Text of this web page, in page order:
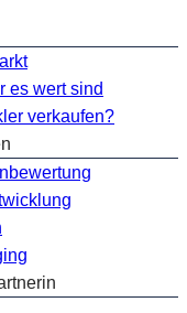
es wert sind
verkaufen?